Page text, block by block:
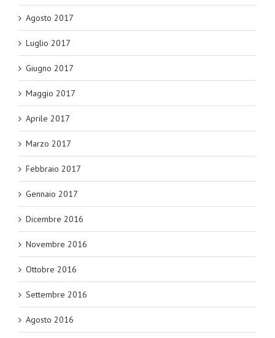
Agosto 2017
Luglio 2017
Giugno 2017
Maggio 2017
Aprile 2017
Marzo 2017
Febbraio 2017
Gennaio 2017
Dicembre 2016
Novembre 2016
Ottobre 2016
Settembre 2016
Agosto 2016